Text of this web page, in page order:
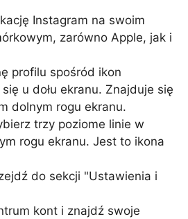
Instagram na swoim
zarówno Apple, jak i
profilu spośród ikon
u dołu ekranu. Znajduje się
dolnym rogu ekranu.
trzy poziome linie w
rogu ekranu. Jest to ikona
do sekcji "Ustawienia i
kont i znajdź swoje